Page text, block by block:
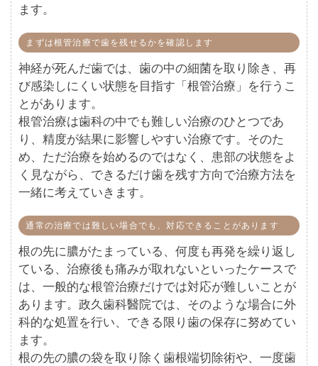
ます。
まずは根管治療で歯を残せるかを確認します
神経が死んだ歯では、歯の中の細菌を取り除き、再
び感染しにくい状態を目指す「根管治療」を行うこ
とがあります。
根管治療は歯科の中でも難しい治療のひとつであ
り、精度が結果に影響しやすい治療です。そのた
め、ただ治療を始めるのではなく、患部の状態をよ
く見ながら、できるだけ歯を残す方向で治療方法を
一緒に考えていきます。
通常の治療では難しい場合でも、対応できることがあります
根の先に膿がたまっている、何度も再発を繰り返し
ている、治療後も痛みが取れないといったケースで
は、一般的な根管治療だけでは対応が難しいことが
あります。政久歯科醫院では、そのような場合に外
科的な処置を行い、できる限り歯の保存に努めてい
ます。
根の先の膿の袋を取り除く歯根端切除術や、一度歯